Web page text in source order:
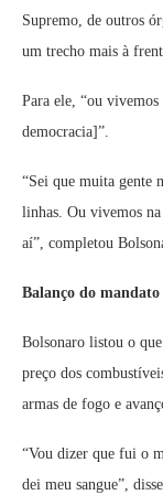
Supremo, de outros
um trecho mais à
Para ele, “ou
democracia]”.
“Sei que muita gente
linhas. Ou vivemos
aí”, completou
Balanço do mandato
Bolsonaro listou o
preço dos
armas de fogo e
“Vou dizer que fui o
dei meu sangue”,